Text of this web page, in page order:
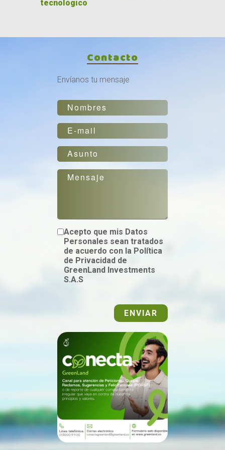
tecnológico
Contacto
Envíanos tu mensaje
Acepto que mis Datos
Personales sean tratados
de acuerdo con la Política
de Privacidad de
GreenLand Investments
S.A.S
ENVIAR